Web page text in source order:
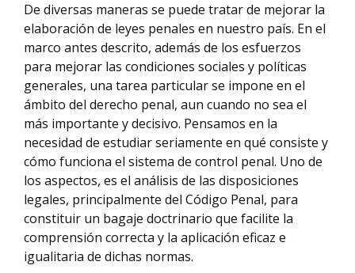
De diversas maneras se puede tratar de mejorar la
elaboración de leyes penales en nuestro país. En el
marco antes descrito, además de los esfuerzos
para mejorar las condiciones sociales y políticas
generales, una tarea particular se impone en el
ámbito del derecho penal, aun cuando no sea el
más importante y decisivo. Pensamos en la
necesidad de estudiar seriamente en qué consiste y
cómo funciona el sistema de control penal. Uno de
los aspectos, es el análisis de las disposiciones
legales, principalmente del Código Penal, para
constituir un bagaje doctrinario que facilite la
comprensión correcta y la aplicación eficaz e
igualitaria de dichas normas.